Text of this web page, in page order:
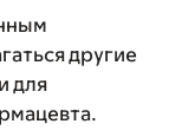
другие
для